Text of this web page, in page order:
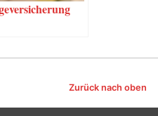
Zurück nach oben